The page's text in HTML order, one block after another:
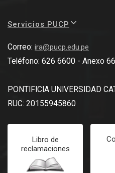
Servicios PUCP
Correo: ira@pucp.edu.pe
Teléfono: 626 6600 - Anexo
PONTIFICIA UNIVERSIDAD
RUC: 20155945860
Libro de
reclamaciones